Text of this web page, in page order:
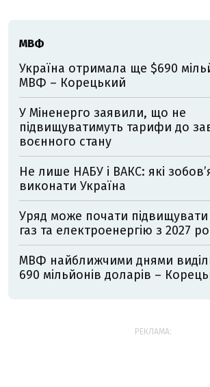
МВФ
Україна отримала ще $690
МВФ – Корецький
У Міненерго заявили, що не
підвищуватимуть тарифи до
воєнного стану
Не лише НАБУ і ВАКС: які
виконати Україна
Уряд може почати
газ та електроенергію з 2027
МВФ найближчими днями
690 мільйонів доларів –
РЕКЛАМА: